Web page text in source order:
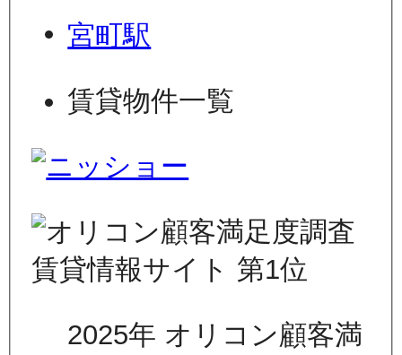
宮町駅
賃貸物件一覧
2025年 オリコン顧客満